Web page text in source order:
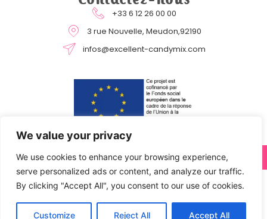
We value your privacy
We use cookies to enhance your browsing experience,
serve personalized ads or content, and analyze our traffic.
By clicking "Accept All", you consent to our use of cookies.
Customize Reject All Accept All
+33 6 12 26 00 00
3 rue Nouvelle, Meudon,92190
infos@excellent-candymix.com
COPYRIGHT © 2024 EXCELLENT CANDYMIX BY STRATOCOM